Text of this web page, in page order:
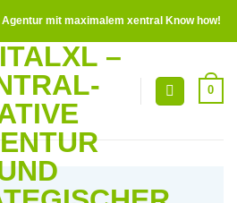
mit maximalem xentral Know how!
0